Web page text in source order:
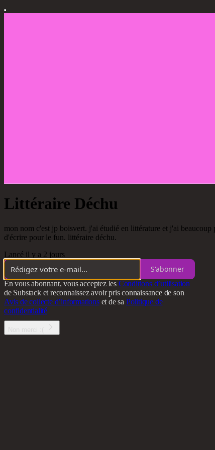
Littéraire Déchu
mon nom c'est jp boisvert. j'ai étudié en littérature et j'ai
d'écrire pour le fun. littéraire déchu.
Lancé il y a 2 jours
S'abonner
En vous abonnant, vous acceptez les Conditions d’utilisation
de Substack et reconnaissez avoir pris connaissance de son
Avis de collecte d’informationset de sa Politique de
confidentialité